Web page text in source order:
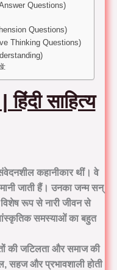
Questions)
Questions)
Thinking Questions)
साहित्य
संवेदनशील कहानीकार थीं। वे
जाती हैं। उनका जन्म सन्
रूप से नारी जीवन से
समस्याओं का बहुत
की जटिलता और समाज की
सहज और प्रभावशाली होती